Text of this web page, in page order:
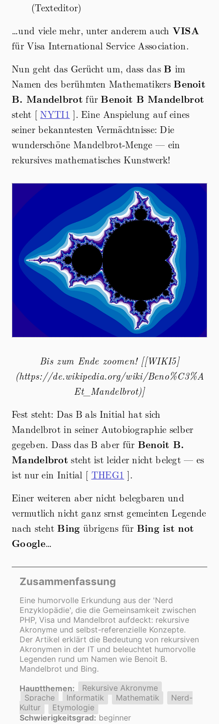
(Texteditor)
…und viele mehr, unter anderem auch VISA
für Visa International Service Association.
Nun geht das Gerücht um, dass dasB im
Namen des berühmten MathematikersBenoit
B. MandelbrotfürBenoit B Mandelbrot
steht [NYTI1 ]. Eine Anspielung auf eines
seiner bekanntesten Vermächtnisse: Die
wunderschöne Mandelbrot-Menge — ein
rekursives mathematisches Kunstwerk!
Bis zum Ende zoomen! [[WIKI5]
(https://de.wikipedia.org/wiki/Beno%C3%A
Et_Mandelbrot)]
Fest steht: Das B als Initial hat sich
Mandelbrot in seiner Autobiographie selber
gegeben. Dass das B aber für Benoit B.
Mandelbrot steht ist leider nicht belegt — es
ist nur ein Initial [ THEG1 ].
Einer weiteren aber nicht belegbaren und
vermutlich nicht ganz srnst gemeinten Legende
nach stehtBing übrigens für Bing ist not
Google…
Zusammenfassung
Eine humorvolle Erkundung aus der 'Nerd
Enzyklopädie', die die Gemeinsamkeit zwischen
PHP, Visa und Mandelbrot aufdeckt: rekursive
Akronyme und selbst-referenzielle Konzepte.
Der Artikel erklärt die Bedeutung von rekursiven
Akronymen in der IT und beleuchtet humorvolle
Legenden rund um Namen wie Benoit B.
Mandelbrot und Bing.
Hauptthemen:
Rekursive Akronyme
Sprache
Informatik Mathematik
Nerd-
Kultur
Etymologie
Schwierigkeitsgrad:beginner